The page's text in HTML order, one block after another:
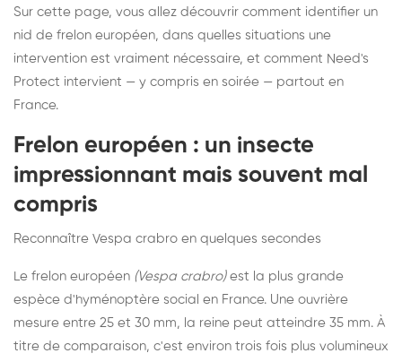
Sur cette page, vous allez découvrir comment identifier un
nid de frelon européen, dans quelles situations une
intervention est vraiment nécessaire, et comment Need's
Protect intervient — y compris en soirée — partout en
France.
Frelon européen : un insecte
impressionnant mais souvent mal
compris
Reconnaître Vespa crabro en quelques secondes
Le frelon européen (Vespa crabro)est la plus grande
espèce d'hyménoptère social en France. Une ouvrière
mesure entre 25 et 30 mm, la reine peut atteindre 35 mm. À
titre de comparaison, c'est environ trois fois plus volumineux